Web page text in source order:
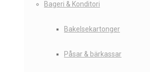
Bageri & Konditori
Bakelsekartonger
Påsar & bärkassar